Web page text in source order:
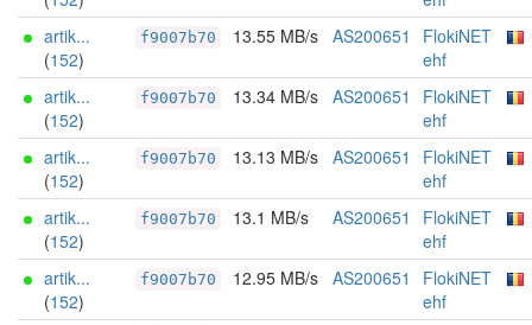
artik...
(152)
f9007b70 13.55 MB/s AS200651
FlokiNET
ehf
artik...
(152)
f9007b70 13.34 MB/s AS200651
FlokiNET
ehf
artik...
(152)
f9007b70 13.13 MB/s AS200651
FlokiNET
ehf
artik...
(152)
f9007b70 13.1 MB/s AS200651
FlokiNET
ehf
artik...
(152)
f9007b70 12.95 MB/s AS200651
FlokiNET
ehf